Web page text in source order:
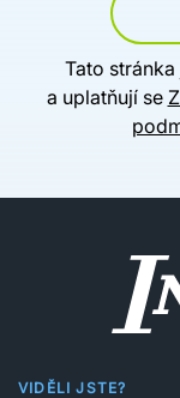
Tato
a uplatňují se
VIDĚLI JSTE?